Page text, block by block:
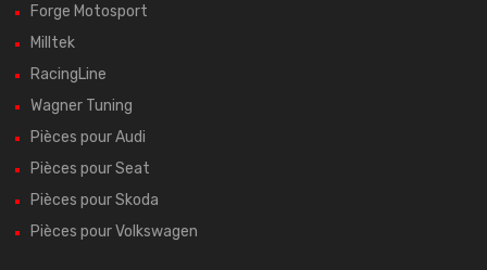
Forge Motosport
Milltek
RacingLine
Wagner Tuning
Pièces pour Audi
Pièces pour Seat
Pièces pour Skoda
Pièces pour Volkswagen